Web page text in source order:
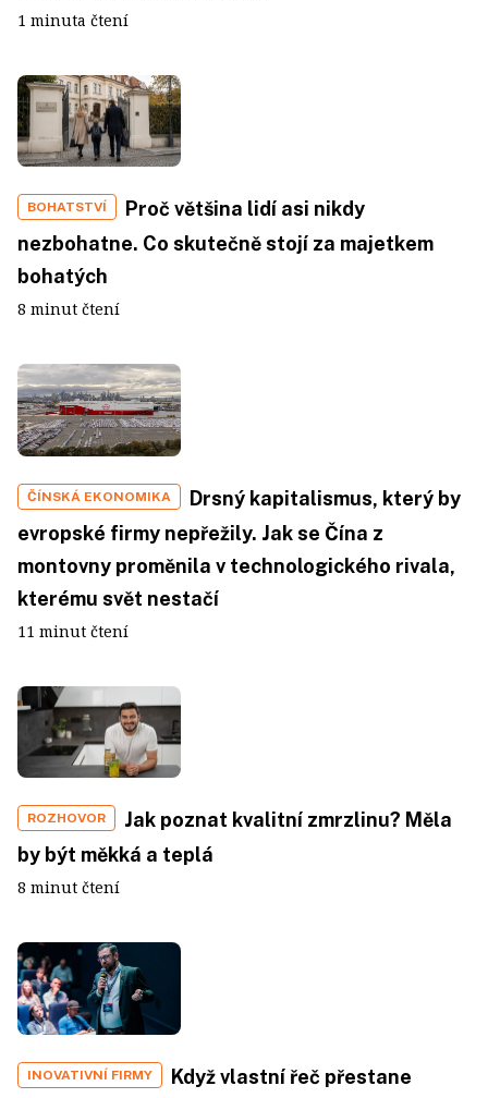
1 minuta čtení
BOHATSTVÍ
Proč většina lidí asi nikdy
nezbohatne. Co skutečně stojí za majetkem
bohatých
8 minut čtení
ČÍNSKÁ EKONOMIKA
Drsný kapitalismus, který by
evropské firmy nepřežily. Jak se Čína z
montovny proměnila v technologického rivala,
kterému svět nestačí
11 minut čtení
ROZHOVOR
Jak poznat kvalitní zmrzlinu? Měla
by být měkká a teplá
8 minut čtení
INOVATIVNÍ FIRMY
Když vlastní řeč přestane